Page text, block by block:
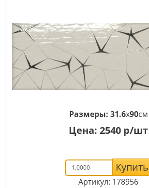
Размеры: 31.6x90см
Цена: 2540 р/шт
Купить
Артикул: 178956